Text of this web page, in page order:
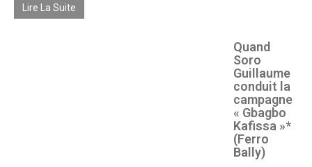
Lire La Suite
Quand
Soro
Guillaume
conduit la
campagne
« Gbagbo
Kafissa »*
(Ferro
Bally)